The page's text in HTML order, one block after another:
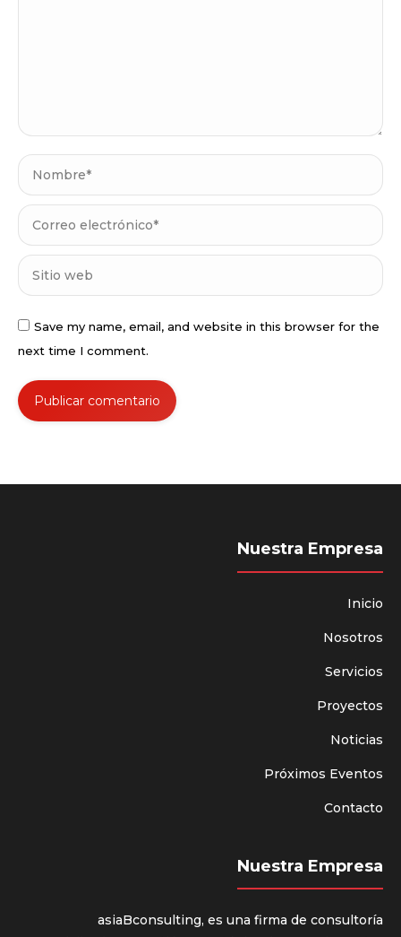
Nombre *
Correo electrónico *
Sitio web
Save my name, email, and website in this browser for the
next time I comment.
Publicar comentario
Nuestra Empresa
Inicio
Nosotros
Servicios
Proyectos
Noticias
Próximos Eventos
Contacto
Nuestra Empresa
asiaBconsulting, es una firma de consultoría